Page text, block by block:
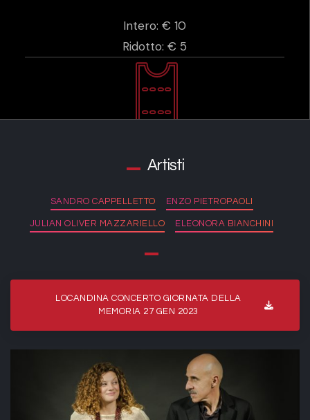
Intero: € 10
Ridotto: € 5
Artisti
SANDRO CAPPELLETTO ENZO PIETROPAOLI
JULIAN OLIVER MAZZARIELLO ELEONORA BIANCHINI
LOCANDINA CONCERTO GIORNATA DELLA
MEMORIA 27 GEN 2023